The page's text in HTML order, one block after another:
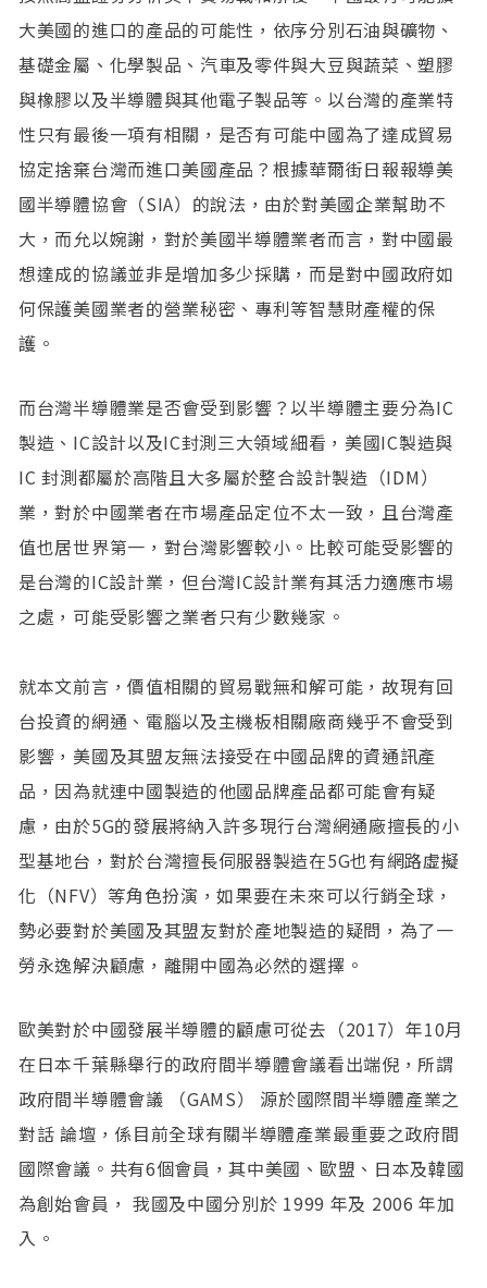
大美國的進口的產品的可能性，依序分別石油與礦物、
基礎金屬、化學製品、汽車及零件與大豆與蔬菜、塑膠
與橡膠以及半導體與其他電子製品等。以台灣的產業特
性只有最後一項有相關，是否有可能中國為了達成貿易
協定捨棄台灣而進口美國產品？根據華爾街日報報導美
國半導體協會（SIA）的說法，由於對美國企業幫助不
大，而允以婉謝，對於美國半導體業者而言，對中國最
想達成的協議並非是增加多少採購，而是對中國政府如
何保護美國業者的營業秘密、專利等智慧財產權的保
護。
而台灣半導體業是否會受到影響？以半導體主要分為IC
製造、IC設計以及IC封測三大領域細看，美國IC製造與
IC 封測都屬於高階且大多屬於整合設計製造（IDM）
業，對於中國業者在市場產品定位不太一致，且台灣產
值也居世界第一，對台灣影響較小。比較可能受影響的
是台灣的IC設計業，但台灣IC設計業有其活力適應市場
之處，可能受影響之業者只有少數幾家。
就本文前言，價值相關的貿易戰無和解可能，故現有回
台投資的網通、電腦以及主機板相關廠商幾乎不會受到
影響，美國及其盟友無法接受在中國品牌的資通訊產
品，因為就連中國製造的他國品牌產品都可能會有疑
慮，由於5G的發展將納入許多現行台灣網通廠擅長的小
型基地台，對於台灣擅長伺服器製造在5G也有網路虛擬
化（NFV）等角色扮演，如果要在未來可以行銷全球，
勢必要對於美國及其盟友對於產地製造的疑問，為了一
勞永逸解決顧慮，離開中國為必然的選擇。
歐美對於中國發展半導體的顧慮可從去（2017）年10月
在日本千葉縣舉行的政府間半導體會議看出端倪，所謂
政府間半導體會議 （GAMS） 源於國際間半導體產業之
對話 論壇，係目前全球有關半導體產業最重要之政府間
國際會議。共有6個會員，其中美國、歐盟、日本及韓國
為創始會員， 我國及中國分別於 1999 年及 2006 年加
入。